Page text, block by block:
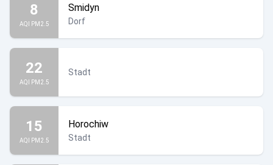
8
AQI PM2.5
Smidyn
Dorf
22
AQI PM2.5
Stadt
15
AQI PM2.5
Horochiw
Stadt